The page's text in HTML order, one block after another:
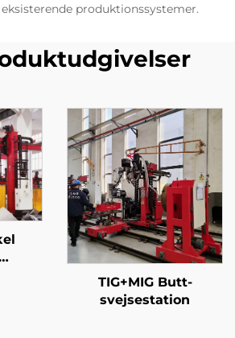
produktionssystemer.
TIG+MIG Butt-
svejsestation